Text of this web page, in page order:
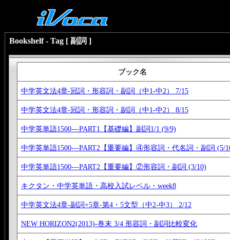
Bookshelf - Tag [ 副詞 ]
ブック名
中学英文法4章-冠詞・形容詞・副詞（中1-中2） 7/15
中学英文法4章-冠詞・形容詞・副詞（中1-中2） 8/15
中学英単語1500---PART1【基礎編】副詞1/1 (9/9)
中学英単語1500---PART2【重要編】④形容詞・代名詞・副詞 (5/
中学英単語1500---PART2【重要編】②形容詞・副詞 (3/10)
キクタン・中学英単語・高校入試レベル・week8
中学英文法4章-副詞+5章-第4・5文型（中2-中3） 2/12
NEW HORIZON2(2013)-巻末 3/4 形容詞・副詞比較変化